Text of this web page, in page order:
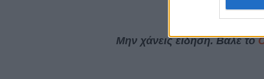
Μην χάνεις είδηση. Βάλε το